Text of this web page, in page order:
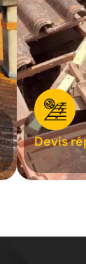
Devis
toiture 31